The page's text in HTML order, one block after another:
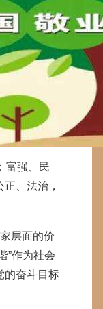
富强、民
、法治，
层面的价
”作为社会
的奋斗目标